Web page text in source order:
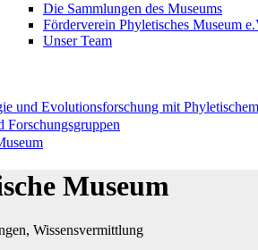
Die Sammlungen des Museums
Förderverein Phyletisches Museum
Unser Team
und Evolutionsforschung mit
Forschungsgruppen
Museum
Wissensvermittlung